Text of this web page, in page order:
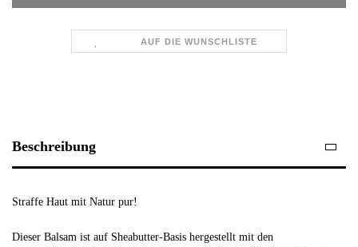
AUF DIE WUNSCHLISTE
Beschreibung
Straffe Haut mit Natur pur!
Dieser Balsam ist auf Sheabutter-Basis hergestellt mit den